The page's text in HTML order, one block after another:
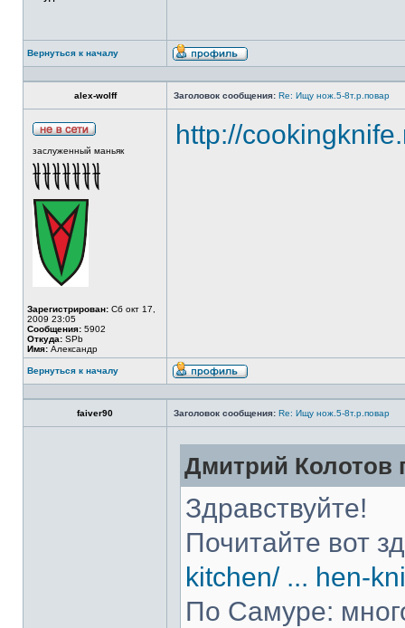
Вернуться к началу
alex-wolff Заголовок сообщения: Re: Ищу нож.5-8т.р.повар
заслуженный маньяк
Зарегистрирован: Сб окт 17,
2009 23:05
Сообщения: 5902
Откуда: SPb
Имя: Александр
http://
Вернуться к началу
faiver90 Заголовок сообщения: Re: Ищу нож.5-8т.р.повар
Дмитрий Колотов
Здравствуйте!
Почитайте вот
kitchen/ ... hen-
По Самуре: